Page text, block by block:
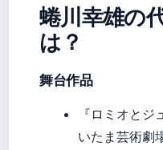
蜷川幸雄の
は？
舞台作品
『ロミオと
いたま芸術劇